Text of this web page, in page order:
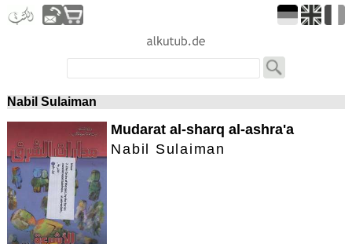
Nabil Sulaiman
Mudarat al-sharq al-ashra'a
Nabil Sulaiman